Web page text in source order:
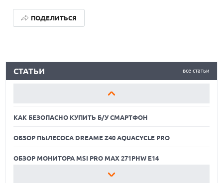
ПОДЕЛИТЬСЯ
все статьи
СТАТЬИ
ОБЗОР МОНИТОРА MSI PRO MAX 271PHW E14
КАК БЕЗОПАСНО КУПИТЬ Б/У СМАРТФОН
ОБЗОР ПЫЛЕСОСА DREAME Z40 AQUACYCLE PRO
ОБЗОР МОНИТОРА MSI PRO MAX 271PHW E14
КАК БЕЗОПАСНО КУПИТЬ Б/У СМАРТФОН